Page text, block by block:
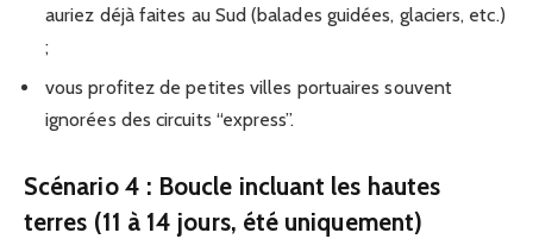
auriez déjà faites au Sud (balades guidées, glaciers, etc.)
;
vous profitez de petites villes portuaires souvent
ignorées des circuits “express”.
Scénario 4 : Boucle incluant les hautes
terres (11 à 14 jours, été uniquement)